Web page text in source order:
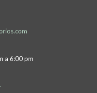
a 6:00 pm
.